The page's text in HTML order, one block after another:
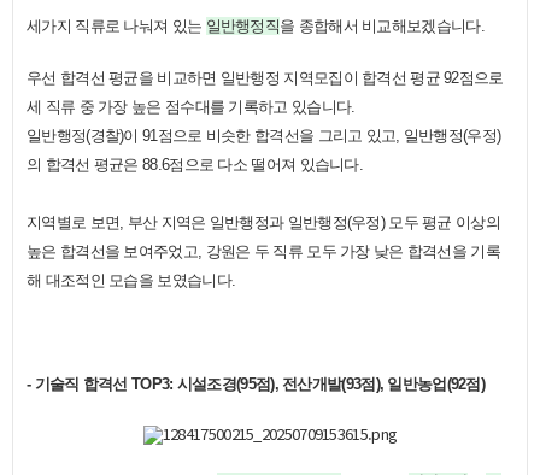
세가지 직류로 나눠져 있는 일반행정 직을 종합해서 비교해보겠습니다.
우선 합격선 평균을 비교하면 일반행정 지역모집이 합격선 평균 92점으로
세 직류 중 가장 높은 점수대를 기록하고 있습니다.
일반행정(경찰)이 91점으로 비슷한 합격선을 그리고 있고, 일반행정(우정)
의 합격선 평균은 88.6점으로 다소 떨어져 있습니다.
지역별로 보면, 부산 지역은 일반행정과 일반행정(우정) 모두 평균 이상의
높은 합격선을 보여주었고, 강원은 두 직류 모두 가장 낮은 합격선을 기록
해 대조적인 모습을 보였습니다.
- 기술직 합격선 TOP3: 시설조경(95점), 전산개발(93점), 일반농업(92점)